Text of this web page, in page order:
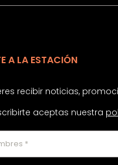
A LA ESTACIÓN
recibir noticias,
aceptas nuestra